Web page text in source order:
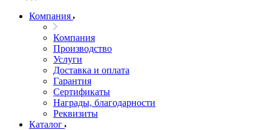
Компания
Компания
Производство
Услуги
Доставка и оплата
Гарантия
Сертификаты
Награды, благодарности
Реквизиты
Каталог